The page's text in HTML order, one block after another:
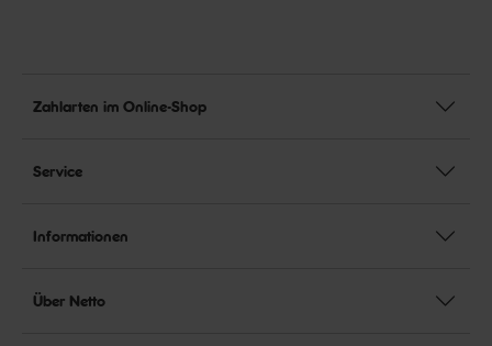
Zahlarten im Online-Shop
Service
Informationen
Über Netto